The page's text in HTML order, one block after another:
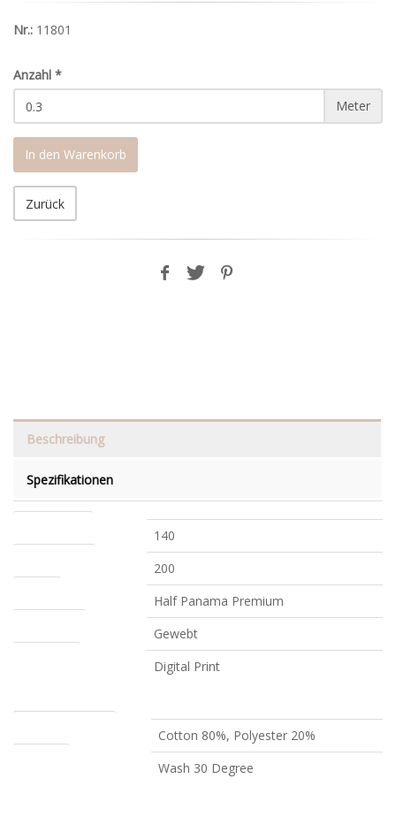
Nr.: 11801
Anzahl *
Meter
In den Warenkorb
Zurück
Beschreibung
Spezifikationen
140
200
Half Panama Premium
Gewebt
Digital Print
Cotton 80%, Polyester 20%
Wash 30 Degree